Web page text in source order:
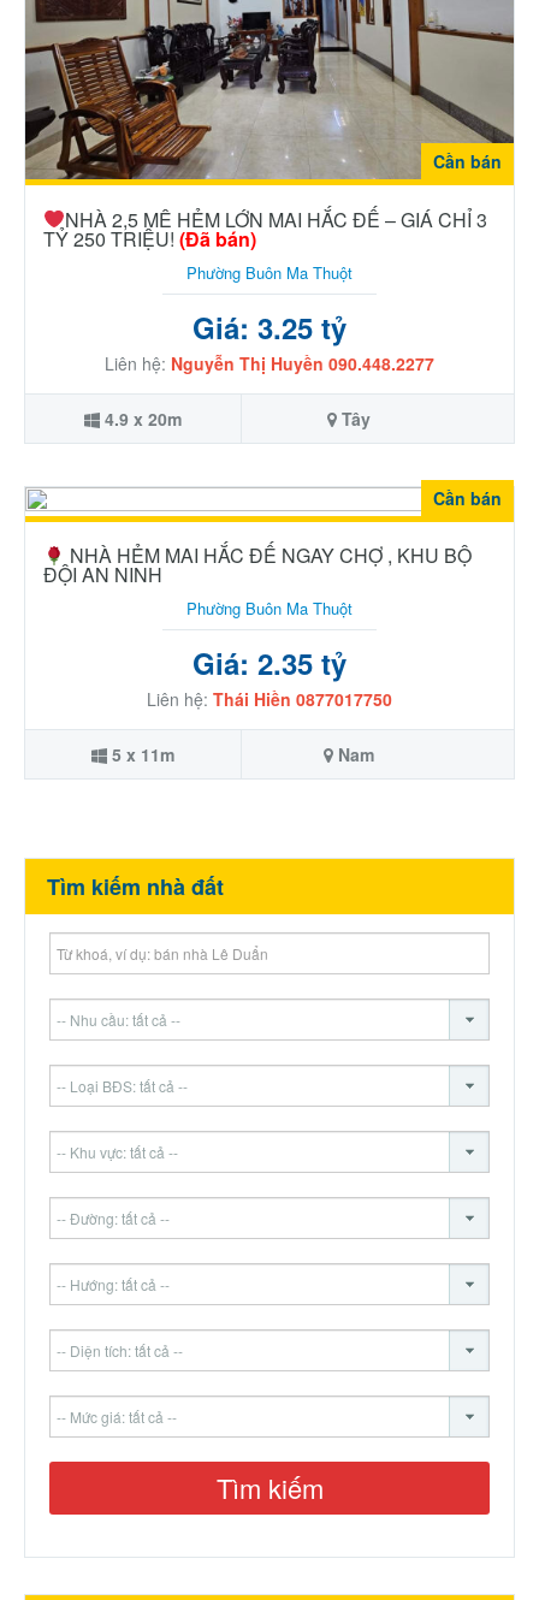
Cần bán
NHÀ 2,5 MÊ HẺM LỚN MAI HẮC ĐẾ – GIÁ CHỈ 3
TỶ 250 TRIỆU! (Đã bán)
Phường Buôn Ma Thuột
Giá: 3.25 tỷ
Liên hệ: Nguyễn Thị Huyền 090.448.2277
4.9 x 20m Tây
Cần bán
NHÀ HẺM MAI HẮC ĐẾ NGAY CHỢ , KHU BỘ
ĐỘI AN NINH
Phường Buôn Ma Thuột
Giá: 2.35 tỷ
Liên hệ: Thái Hiền 0877017750
5 x 11m Nam
Tìm kiếm nhà đất